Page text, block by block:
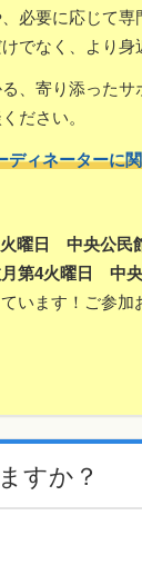
必要に応じて専
でなく、より身
、寄り添ったサ
ださい。
ディネーターに
火曜日 中央公民
第4火曜日 中
います！ご参加
すか？